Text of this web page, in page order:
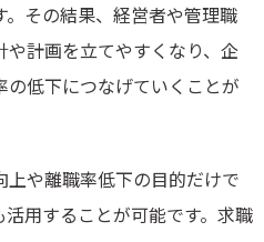
その結果、経営者や管理職
計画を立てやすくなり、企
低下につなげていくことが
上や離職率低下の目的だけで
用することが可能です。求職